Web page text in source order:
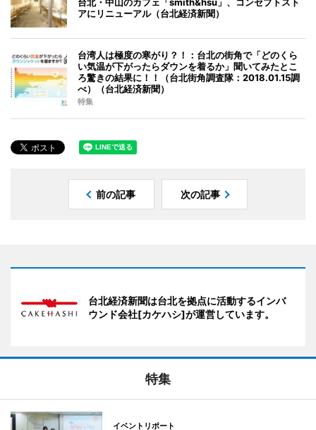
アにリニューアル（台北経済新聞）
台湾人は極度の寒がり？！：台北の街角で「どのくら
い気温が下がったらダウンを着るか」聞いてみたとこ
ろ驚きの結果に！！（台北街角調査隊：2018.01.15調
べ）（台北経済新聞）
特集
前の記事 次の記事
台北経済新聞は台北を拠点に活動するインバ
ウンド会社[カケハシ]が運営しています。
特集
イベントリポート